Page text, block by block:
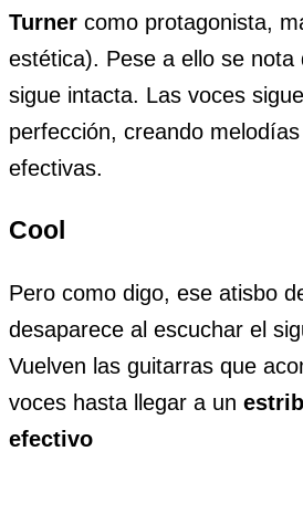
Turner como protagonista,
estética). Pese a ello se nota
sigue intacta. Las voces
perfección, creando
efectivas.
Cool
Pero como digo, ese atisbo
desaparece al escuchar el
Vuelven las guitarras que
voces hasta llegar a un
efectivo